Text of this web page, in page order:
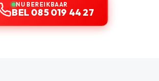
NU BEREIKBAAR
BEL 085 019 44 27